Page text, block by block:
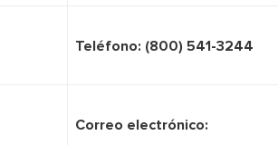
Teléfono: (800) 541-3244
Correo electrónico: